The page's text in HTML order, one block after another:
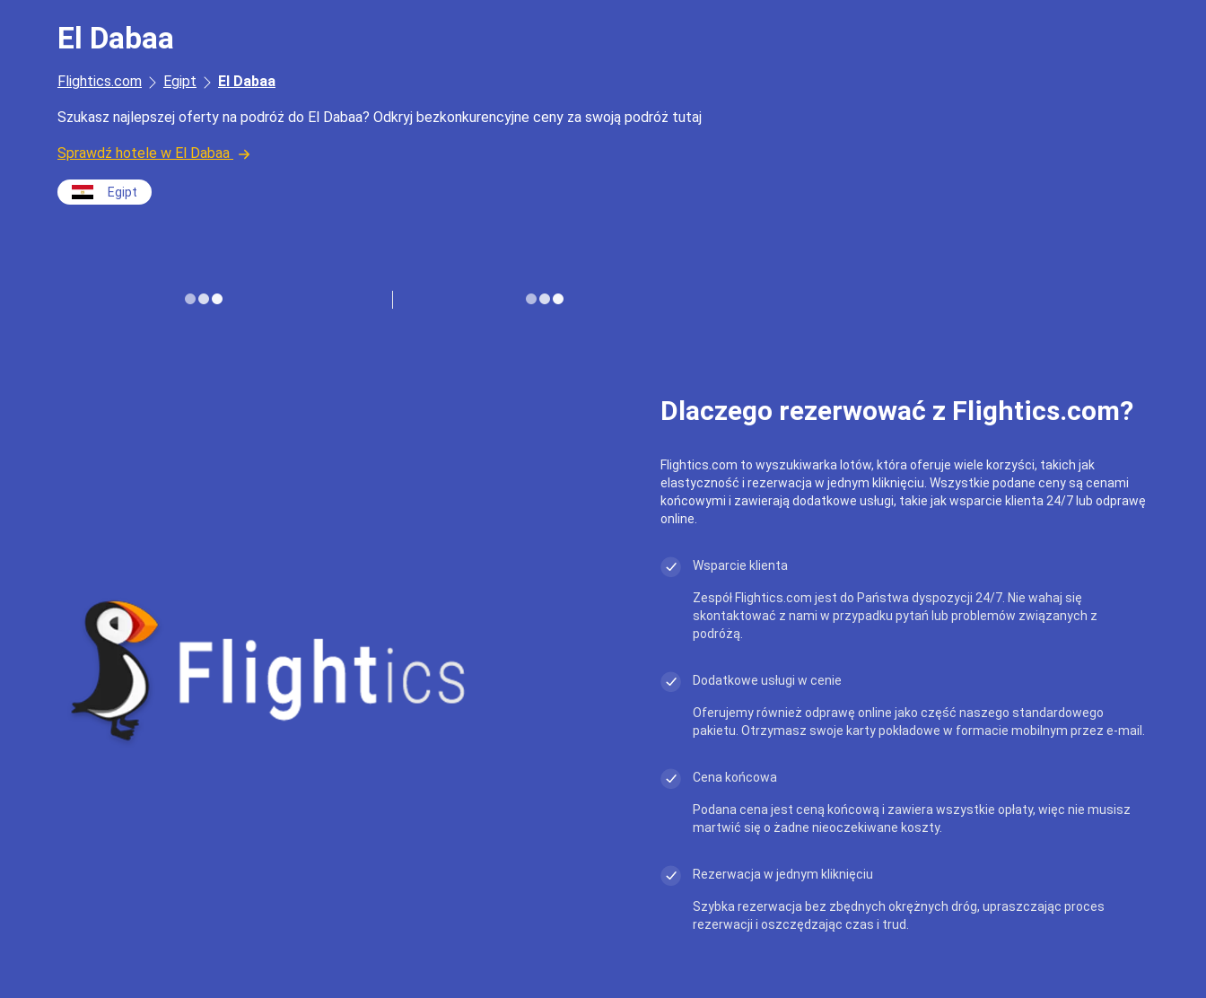
El Dabaa
Flightics.com Egipt El Dabaa
Szukasz najlepszej oferty na podróż do El Dabaa? Odkryj bezkonkurencyjne ceny za swoją podróż tutaj
Sprawdź hotele w El Dabaa
Egipt
Dlaczego rezerwować z Flightics.com?
Flightics.com to wyszukiwarka lotów, która oferuje wiele korzyści, takich jak
elastyczność i rezerwacja w jednym kliknięciu. Wszystkie podane ceny są cenami
końcowymi i zawierają dodatkowe usługi, takie jak wsparcie klienta 24/7 lub odprawę
online.
Wsparcie klienta
Zespół Flightics.com jest do Państwa dyspozycji 24/7. Nie wahaj się
skontaktować z nami w przypadku pytań lub problemów związanych z
podróżą.
Dodatkowe usługi w cenie
Oferujemy również odprawę online jako część naszego standardowego
pakietu. Otrzymasz swoje karty pokładowe w formacie mobilnym przez e-mail.
Cena końcowa
Podana cena jest ceną końcową i zawiera wszystkie opłaty, więc nie musisz
martwić się o żadne nieoczekiwane koszty.
Rezerwacja w jednym kliknięciu
Szybka rezerwacja bez zbędnych okrężnych dróg, upraszczając proces
rezerwacji i oszczędzając czas i trud.